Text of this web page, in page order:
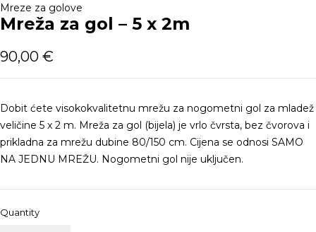
Mreze za golove
Mreža za gol – 5 x 2m
90,00 €
Dobit ćete visokokvalitetnu mrežu za nogometni gol za mladež
veličine 5 x 2 m. Mreža za gol (bijela) je vrlo čvrsta, bez čvorova i
prikladna za mrežu dubine 80/150 cm. Cijena se odnosi SAMO
NA JEDNU MREŽU. Nogometni gol nije uključen.
Quantity